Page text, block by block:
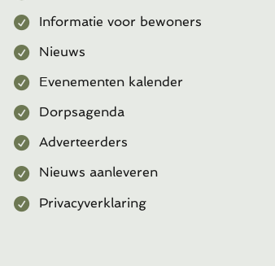
Informatie voor bewoners
Nieuws
Evenementen kalender
Dorpsagenda
Adverteerders
Nieuws aanleveren
Privacyverklaring